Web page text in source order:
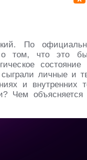
По
о том, что это
личные и
и внутренних
Чем объясняется